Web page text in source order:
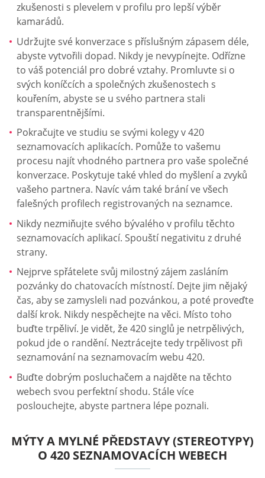
zkušenosti s plevelem v profilu pro lepší výběr
kamarádů.
Udržujte své konverzace s příslušným zápasem déle,
abyste vytvořili dopad. Nikdy je nevypínejte. Odřízne
to váš potenciál pro dobré vztahy. Promluvte si o
svých koníčcích a společných zkušenostech s
kouřením, abyste se u svého partnera stali
transparentnějšími.
Pokračujte ve studiu se svými kolegy v 420
seznamovacích aplikacích. Pomůže to vašemu
procesu najít vhodného partnera pro vaše společné
konverzace. Poskytuje také vhled do myšlení a zvyků
vašeho partnera. Navíc vám také brání ve všech
falešných profilech registrovaných na seznamce.
Nikdy nezmiňujte svého bývalého v profilu těchto
seznamovacích aplikací. Spouští negativitu z druhé
strany.
Nejprve spřátelete svůj milostný zájem zasláním
pozvánky do chatovacích místností. Dejte jim nějaký
čas, aby se zamysleli nad pozvánkou, a poté proveďte
další krok. Nikdy nespěchejte na věci. Místo toho
buďte trpěliví. Je vidět, že 420 singlů je netrpělivých,
pokud jde o randění. Neztrácejte tedy trpělivost při
seznamování na seznamovacím webu 420.
Buďte dobrým posluchačem a najděte na těchto
webech svou perfektní shodu. Stále více
poslouchejte, abyste partnera lépe poznali.
MÝTY A MYLNÉ PŘEDSTAVY (STEREOTYPY)
O 420 SEZNAMOVACÍCH WEBECH